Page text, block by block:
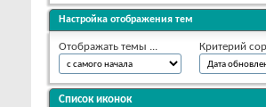
Настройка отображения тем
Отображать темы ... Критерий
Список иконок